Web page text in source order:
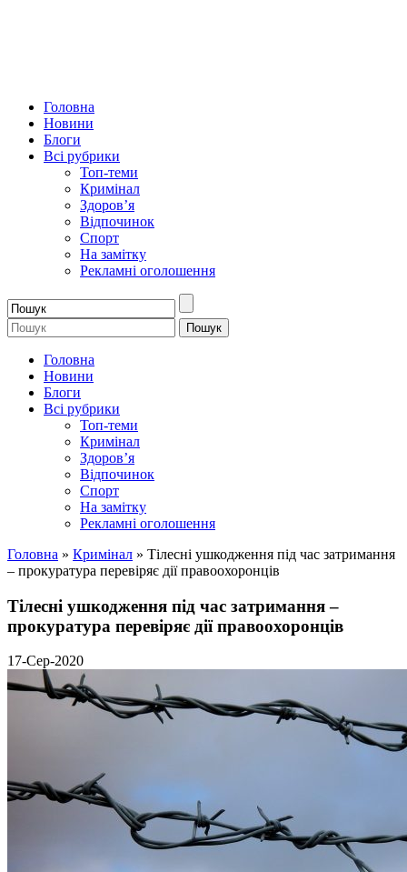
Головна
Новини
Блоги
Всі рубрики
Топ-теми
Кримінал
Здоров’я
Відпочинок
Спорт
На замітку
Рекламні оголошення
Головна
Новини
Блоги
Всі рубрики
Топ-теми
Кримінал
Здоров’я
Відпочинок
Спорт
На замітку
Рекламні оголошення
Головна » Кримінал » Тілесні ушкодження під час затримання
– прокуратура перевіряє дії правоохоронців
Тілесні ушкодження під час затримання –
прокуратура перевіряє дії правоохоронців
17-Сер-2020